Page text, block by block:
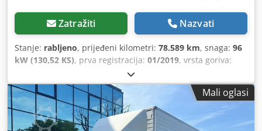
Zatražiti Nazvati
Stanje: rabljeno, prijeđeni kilometri: 78.589 km, snaga: 96
kW (130,52 KS), prva registracija: 01/2019, vrsta goriva:
3.500 kg, boja:
mehanički,
Mali oglasi